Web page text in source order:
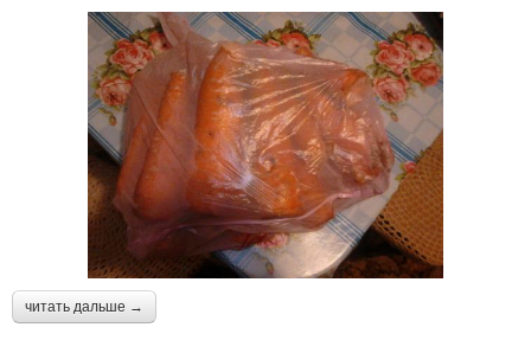
читать дальше →